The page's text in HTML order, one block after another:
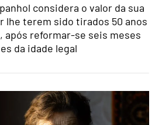
considera o valor da sua
lhe terem sido tirados 50 anos
após reformar-se seis meses
da idade legal